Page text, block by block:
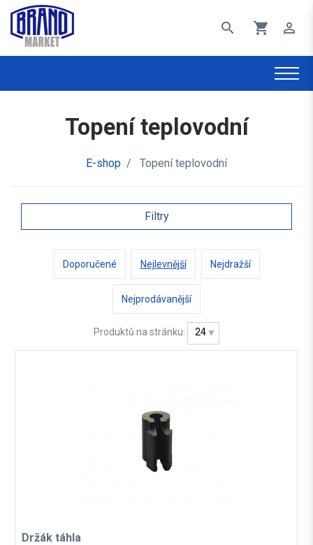
search shopping_cart perm_identity
Topení teplovodní
E-shop / Topení teplovodní
Filtry
Doporučené Nejlevnější Nejdražší
Nejprodávanější
Produktů na stránku: 24
Držák táhla